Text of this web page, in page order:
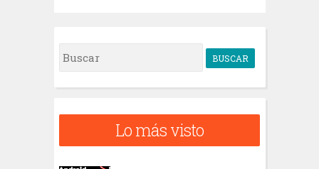
B
u
c
Lo más visto